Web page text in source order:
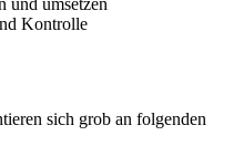
Kontrolle
sich grob an folgenden